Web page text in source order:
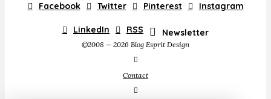
Facebook Twitter Pinterest Instagram
LinkedIn RSS Newsletter
©2008 — 2026 Blog Esprit Design
Contact